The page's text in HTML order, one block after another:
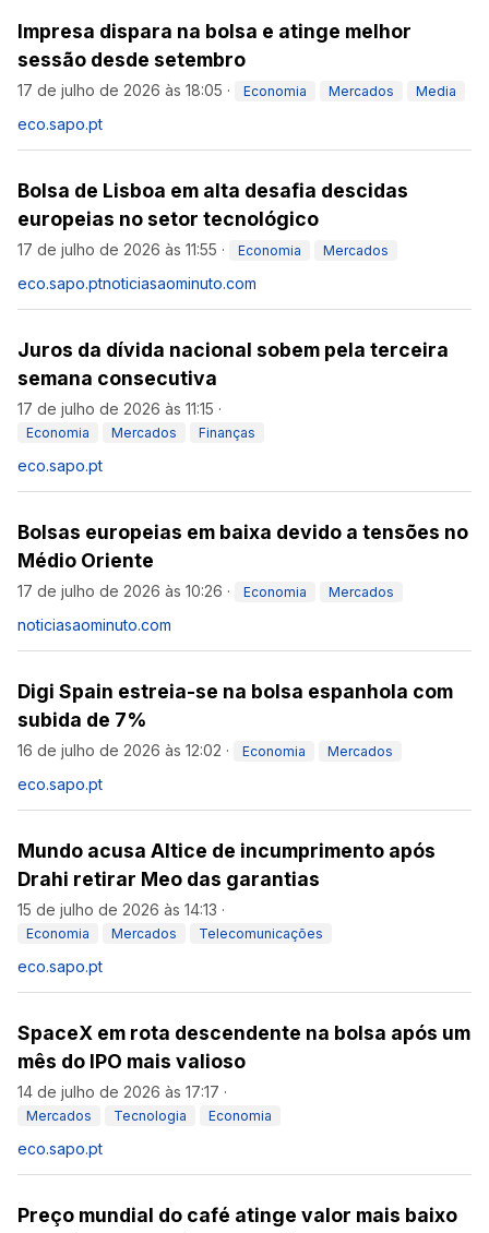
Impresa dispara na bolsa e atinge melhor
sessão desde setembro
17 de julho de 2026 às 18:05 · Economia Mercados Media
eco.sapo.pt
Bolsa de Lisboa em alta desafia descidas
europeias no setor tecnológico
17 de julho de 2026 às 11:55 · Economia Mercados
eco.sapo.ptnoticiasaominuto.com
Juros da dívida nacional sobem pela terceira
semana consecutiva
17 de julho de 2026 às 11:15 ·
Economia Mercados Finanças
eco.sapo.pt
Bolsas europeias em baixa devido a tensões no
Médio Oriente
17 de julho de 2026 às 10:26 · Economia Mercados
noticiasaominuto.com
Digi Spain estreia-se na bolsa espanhola com
subida de 7%
16 de julho de 2026 às 12:02 · Economia Mercados
eco.sapo.pt
Mundo acusa Altice de incumprimento após
Drahi retirar Meo das garantias
15 de julho de 2026 às 14:13 ·
Economia Mercados Telecomunicações
eco.sapo.pt
SpaceX em rota descendente na bolsa após um
mês do IPO mais valioso
14 de julho de 2026 às 17:17 ·
Mercados Tecnologia Economia
eco.sapo.pt
Preço mundial do café atinge valor mais baixo